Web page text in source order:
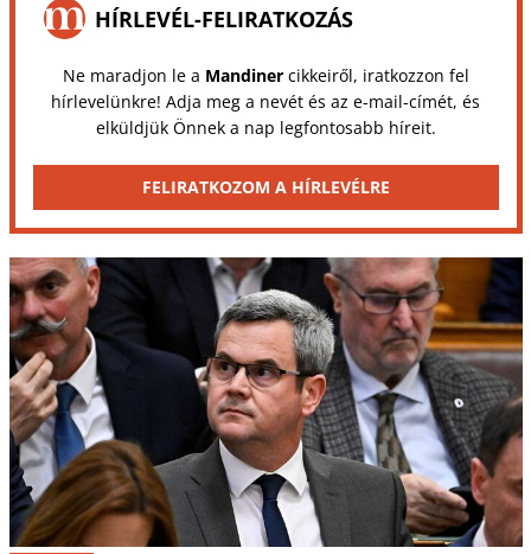
HÍRLEVÉL-FELIRATKOZÁS
Ne maradjon le a Mandinercikkeiről, iratkozzon fel
hírlevelünkre! Adja meg a nevét és az e-mail-címét, és
elküldjük Önnek a nap legfontosabb híreit.
FELIRATKOZOM A HÍRLEVÉLRE